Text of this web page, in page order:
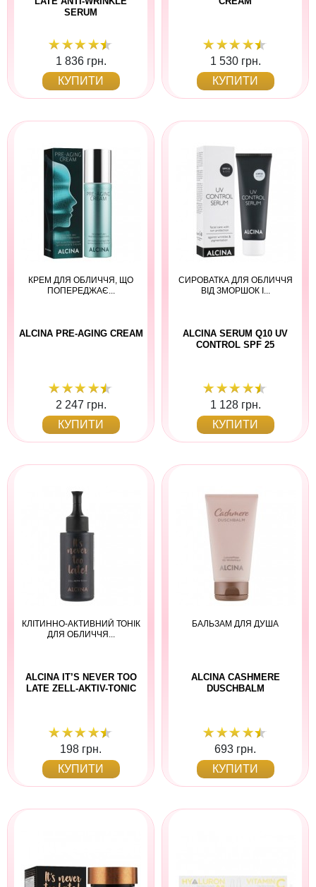
SERUM
1 836 грн.
КУПИТИ
1 530 грн.
КУПИТИ
КРЕМ ДЛЯ ОБЛИЧЧЯ, ЩО
ПОПЕРЕДЖАЄ...
ALCINA PRE-AGING CREAM
2 247 грн.
КУПИТИ
СИРОВАТКА ДЛЯ ОБЛИЧЧЯ
ВІД ЗМОРШОК І...
ALCINA SERUM Q10 UV
CONTROL SPF 25
1 128 грн.
КУПИТИ
КЛІТИННО-АКТИВНИЙ ТОНІК
ДЛЯ ОБЛИЧЧЯ...
ALCINA IT’S NEVER TOO
LATE ZELL-AKTIV-TONIC
198 грн.
КУПИТИ
БАЛЬЗАМ ДЛЯ ДУША
ALCINA CASHMERE
DUSCHBALM
693 грн.
КУПИТИ